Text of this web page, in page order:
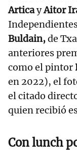
ArticayAitor
Buldain,de
anteriores
como el pintor
en 2022), el
el citado
quien recibió
Con lunch